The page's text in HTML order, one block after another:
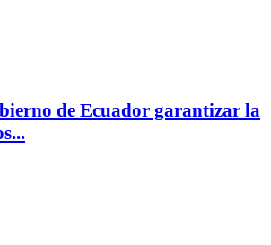
de Ecuador garantizar la